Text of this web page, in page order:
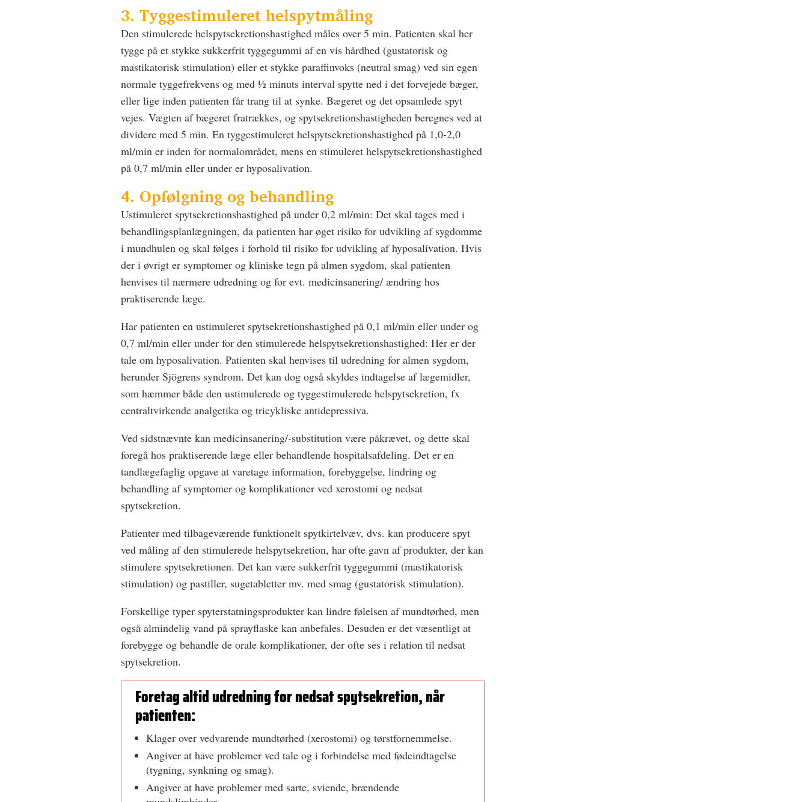
3. Tyggestimuleret helspytmåling
Den stimulerede helspytsekretionshastighed måles over 5 min. Patienten skal her
tygge på et stykke sukkerfrit tyggegummi af en vis hårdhed (gustatorisk og
mastikatorisk stimulation) eller et stykke paraffinvoks (neutral smag) ved sin egen
normale tyggefrekvens og med ½ minuts interval spytte ned i det forvejede bæger,
eller lige inden patienten får trang til at synke. Bægeret og det opsamlede spyt
vejes. Vægten af bægeret fratrækkes, og spytsekretionshastigheden beregnes ved at
dividere med 5 min. En tyggestimuleret helspytsekretionshastighed på 1,0-2,0
ml/min er inden for normalområdet, mens en stimuleret helspytsekretionshastighed
på 0,7 ml/min eller under er hyposalivation.
4. Opfølgning og behandling
Ustimuleret spytsekretionshastighed på under 0,2 ml/min: Det skal tages med i
behandlingsplanlægningen, da patienten har øget risiko for udvikling af sygdomme
i mundhulen og skal følges i forhold til risiko for udvikling af hyposalivation. Hvis
der i øvrigt er symptomer og kliniske tegn på almen sygdom, skal patienten
henvises til nærmere udredning og for evt. medicinsanering/ ændring hos
praktiserende læge.
Har patienten en ustimuleret spytsekretionshastighed på 0,1 ml/min eller under og
0,7 ml/min eller under for den stimulerede helspytsekretionshastighed: Her er der
tale om hyposalivation. Patienten skal henvises til udredning for almen sygdom,
herunder Sjögrens syndrom. Det kan dog også skyldes indtagelse af lægemidler,
som hæmmer både den ustimulerede og tyggestimulerede helspytsekretion, fx
centraltvirkende analgetika og tricykliske antidepressiva.
Ved sidstnævnte kan medicinsanering/-substitution være påkrævet, og dette skal
foregå hos praktiserende læge eller behandlende hospitalsafdeling. Det er en
tandlægefaglig opgave at varetage information, forebyggelse, lindring og
behandling af symptomer og komplikationer ved xerostomi og nedsat
spytsekretion.
Patienter med tilbageværende funktionelt spytkirtelvæv, dvs. kan producere spyt
ved måling af den stimulerede helspytsekretion, har ofte gavn af produkter, der kan
stimulere spytsekretionen. Det kan være sukkerfrit tyggegummi (mastikatorisk
stimulation) og pastiller, sugetabletter mv. med smag (gustatorisk stimulation).
Forskellige typer spyterstatningsprodukter kan lindre følelsen af mundtørhed, men
også almindelig vand på sprayflaske kan anbefales. Desuden er det væsentligt at
forebygge og behandle de orale komplikationer, der ofte ses i relation til nedsat
spytsekretion.
Foretag altid udredning for nedsat spytsekretion, når
patienten:
Klager over vedvarende mundtørhed (xerostomi) og tørstfornemmelse.
Angiver at have problemer ved tale og i forbindelse med fødeindtagelse
(tygning, synkning og smag).
Angiver at have problemer med sarte, sviende, brændende